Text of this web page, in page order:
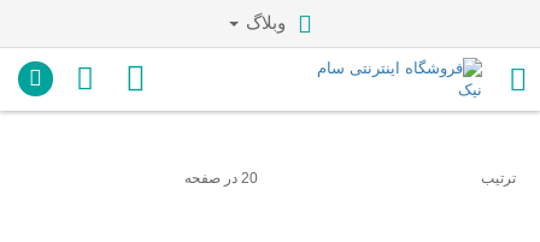
وبلاگ
ترتیب 20 در صفحه